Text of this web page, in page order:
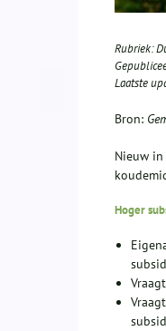
Rubriek:
Laatste
Bron:
Nieuw
Hoger